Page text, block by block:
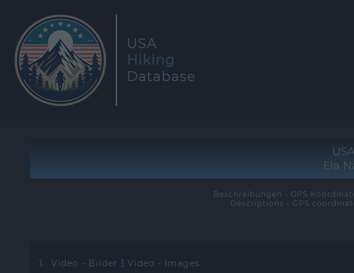
USA
Hiking
Database
Ela
Beschreibungen - GPS
Descriptions - GPS
1. Video - Bilder Video - Images